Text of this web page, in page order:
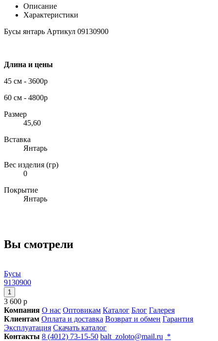
Описание
Характеристики
Бусы янтарь Артикул 09130900
Длина и цены
45 см - 3600р
60 см - 4800р
Размер
45,60
Вставка
Янтарь
Вес изделия (гр)
0
Покрытие
Янтарь
Вы смотрели
Бусы
9130900
3 600 р
Компания О нас Оптовикам Каталог Блог Галерея
Клиентам Оплата и доставка Возврат и обмен Гарантия
Эксплуатация Скачать каталог
Контакты 8 (4012) 73-15-50 balt_zoloto@mail.ru *